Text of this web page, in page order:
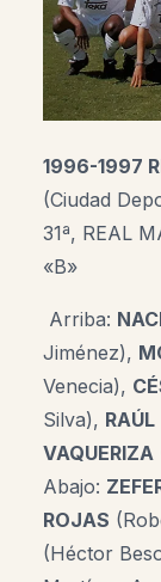
1996-1997
(Ciudad
31ª, REAL
«B»
Arriba:
Jiménez),
Venecia),
Silva), RAÚL
VAQUERIZA
Abajo:
ROJAS
(Héctor